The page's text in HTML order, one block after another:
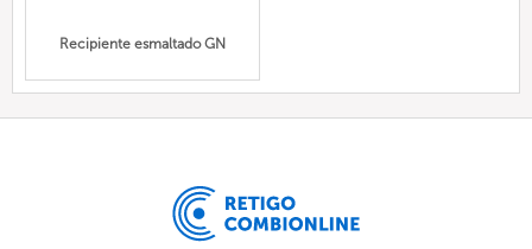
Recipiente esmaltado GN